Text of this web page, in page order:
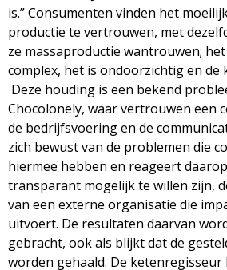
is.” Consumenten vinden het
productie te vertrouwen, met
ze massaproductie wantrouwen;
complex, het is ondoorzichtig en de
Deze houding is een bekend
Chocolonely, waar vertrouwen een
de bedrijfsvoering en de
zich bewust van de problemen die
hiermee hebben en reageert
transparant mogelijk te willen zijn,
van een externe organisatie die
uitvoert. De resultaten daarvan
gebracht, ook als blijkt dat de
worden gehaald. De ketenregisseur